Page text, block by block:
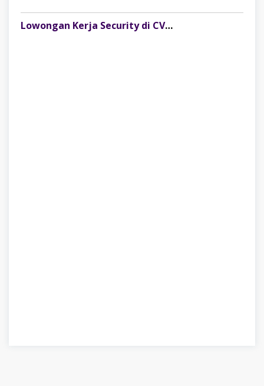
Lowongan Kerja Security di CV Indosteel Sumber Berkat Palembang